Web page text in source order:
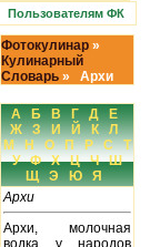
Пользователям ФК
Фотокулинар »
Кулинарный
Словарь » Архи
А Б В Г Д
Е
Ж
З И Й К
Л
М
Н О П Р С
Т
У
Ф Х Ц Ч
Ш
Щ
Э Ю
Я
Архи
Архи, молочная
водка у народов